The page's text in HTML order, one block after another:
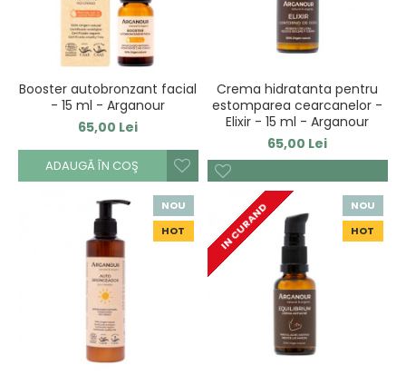
Booster autobronzant facial
- 15 ml - Arganour
65,00 Lei
ADAUGĂ ÎN COŞ
Crema hidratanta pentru
estomparea cearcanelor -
Elixir - 15 ml - Arganour
65,00 Lei
NOU
HOT
NOU
HOT
IN CURAND